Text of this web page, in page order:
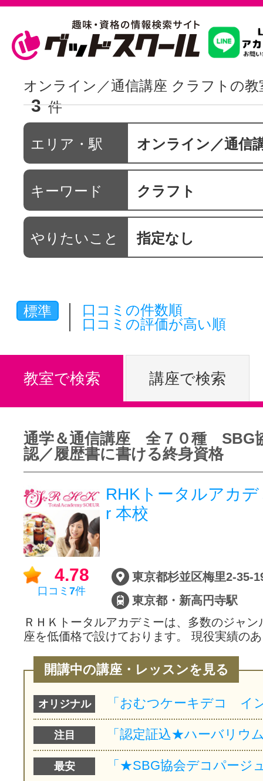
習いたいこ
スクールを
駅・路線か
通信講座を
グッドスク
掲載のお問
オンライン／通信講座 クラフトの
3 件
エリア・駅 オンライン／通信
キーワード クラフト
やりたいこと 指定なし
標準
口コミの件数順
口コミの評価が高い順
教室で検索 講座で検索
通学＆通信講座 全７０種 SBG
認／履歴書に書ける終身資格
RHKトータルアカ
r 本校
4.78
口コミ 7件
東京都杉並区梅里2-35-
東京都・新高円寺駅
ＲＨＫトータルアカデミーは、多数のジャ
座を低価格で設けております。 現役実績の
開講中の講座・レッスンを見る
オリジナル
注目
最安